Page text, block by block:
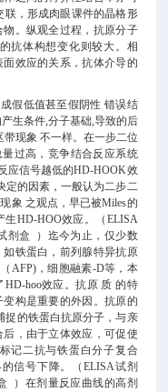
联，形成肉眼课件的晶格形
。纵观全过程，抗原分子
抗体构想变化则较大。相
效应的关系，抗体介导的
假低值甚至假阴性 错误结
生条件,分子基础,导致的后
现象 不一样。在一步二位
过高，竞争结合反应系统
应信号越低的HD-HOOK效
定的因素，一般认为二步二
象 之观点，早已被Miles的
HD-HOO效应。（ELISA
剂盒 ）迄今为止，仅少数
铁蛋白，前列腺特异抗原
AFP)，细胞融素-D等，本
hoo效应。抗原 质 的特
构是重要的外因。抗原的
捉的铁蛋白抗原分子，与亲
，由于立体效应，可促使
记二抗与铁蛋白分子复合
信号下降。（ELISA试剂
）在剂量反应曲线的高剂